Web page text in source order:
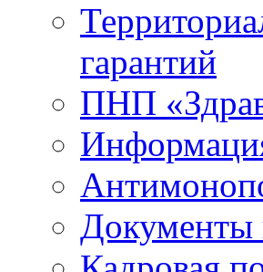
гарантий
ПНП
Документы